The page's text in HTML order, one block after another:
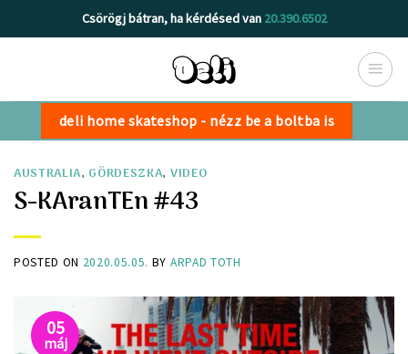
to
Csörögj bátran, ha kérdésed van 20.390.6502
deli home skateshop - nézz be a boltba is
AUSTRALIA, GÖRDESZKA, VIDEO
S-KAranTEn #43
POSTED ON 2020.05.05. BY ARPAD TOTH
05
máj